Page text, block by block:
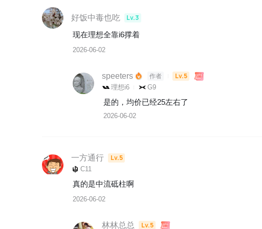
好饭中毒也吃
Lv.3
现在理想全靠i6撑着
2026-06-02
speeters 作者 Lv.5
理想i6 G9
是的，均价已经25左右了
2026-06-02
一方通行 Lv.5
C11
真的是中流砥柱啊
2026-06-02
林林总总 Lv.5